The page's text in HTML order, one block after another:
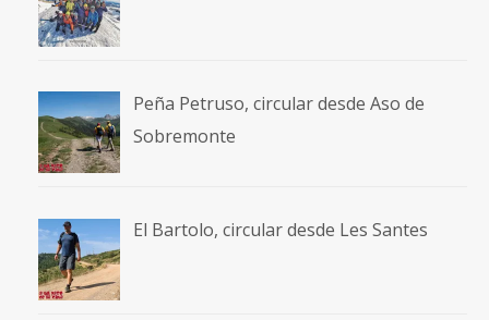
Peña Petruso, circular desde Aso de
Sobremonte
El Bartolo, circular desde Les Santes